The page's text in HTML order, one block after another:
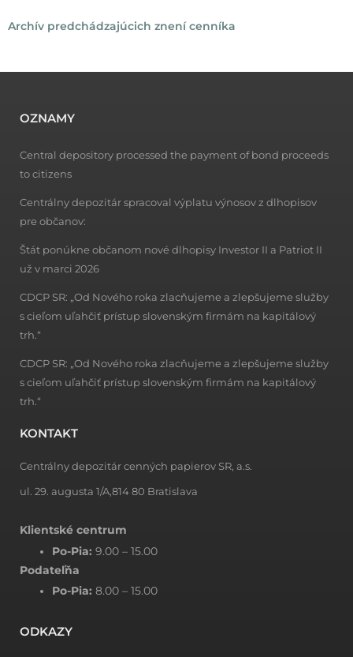
Archív predchádzajúcich znení cenníka
OZNAMY
Central depository processed the payment of bond proceeds
to citizens
Centrálny depozitár spracoval výplatu výnosov z dlhopisov
pre občanov:
Štát ponúkne občanom nové dlhopisy Investor II a Patriot II
už v marci 2026
CDCP SR: „Od Nového roka zlacňujeme a zlepšujeme služby
s cieľom uľahčiť prístup slovenským firmám na kapitálový
trh.“
CDCP SR: „Od Nového roka zlacňujeme a zlepšujeme služby
s cieľom uľahčiť prístup slovenským firmám na kapitálový
trh.“
KONTAKT
Centrálny depozitár cenných papierov SR, a.s.
ul. 29. augusta 1/A,814 80 Bratislava
Klientské centrum
Po-Pia: 9.00 – 15.00
Podateľňa
Po-Pia:8.00 – 15.00
ODKAZY